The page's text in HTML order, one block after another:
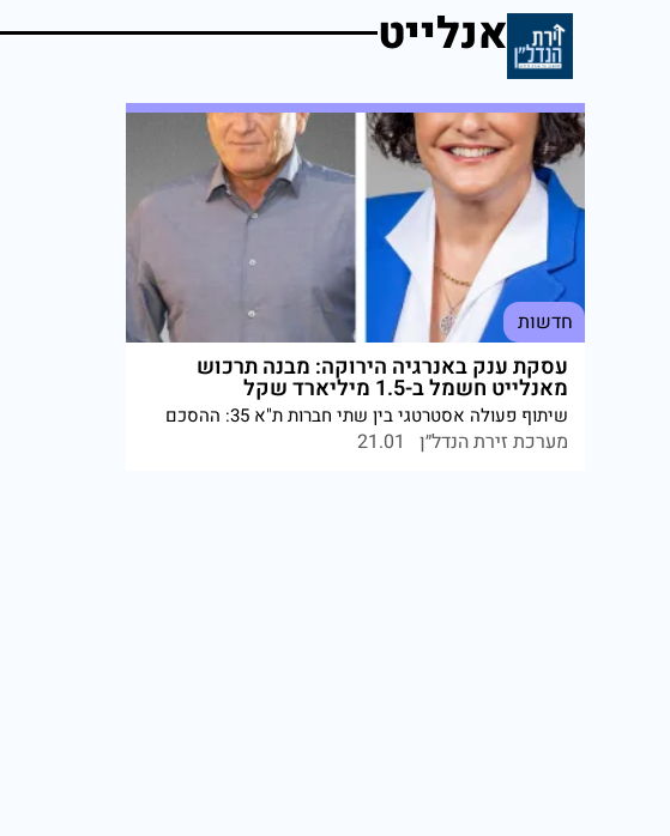
אנלייט
חדשות
עסקת ענק באנרגיה הירוקה: מבנה תרכוש
מאנלייט חשמל ב-1.5 מיליארד שקל
שיתוף פעולה אסטרטגי בין שתי חברות ת"א 35: ההסכם
מתקני אגירה בנכסי הנדל"ן של מבנה. עוזי לוי, מנכ"ל
מערכת זירת הנדל״ן 21.01